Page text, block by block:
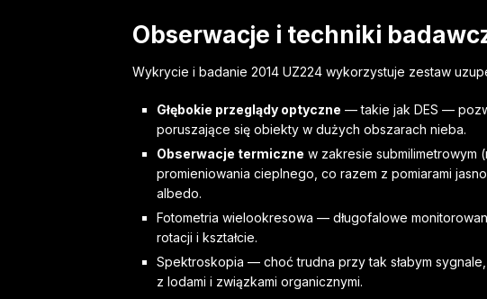
Obserwacje i techniki
Wykrycie i badanie 2014 UZ224 wykorzystuje zestaw
Głębokie przeglądy optyczne — takie jak DES —
poruszające się obiekty w dużych obszarach nieba.
Obserwacje termiczne w zakresie submilimetrowym
promieniowania cieplnego, co razem z pomiarami
albedo.
Fotometria wielookresowa — długofalowe
rotacji i kształcie.
Spektroskopia — choć trudna przy tak słabym
z lodami i związkami organicznymi.